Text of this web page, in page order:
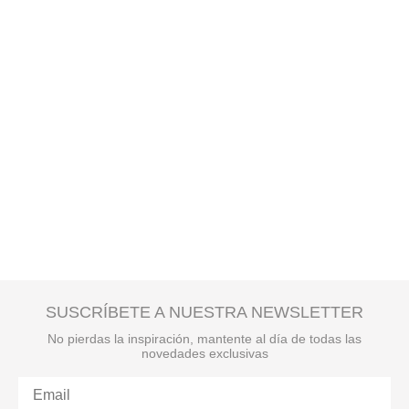
SUSCRÍBETE A NUESTRA NEWSLETTER
No pierdas la inspiración, mantente al día de todas las
novedades exclusivas